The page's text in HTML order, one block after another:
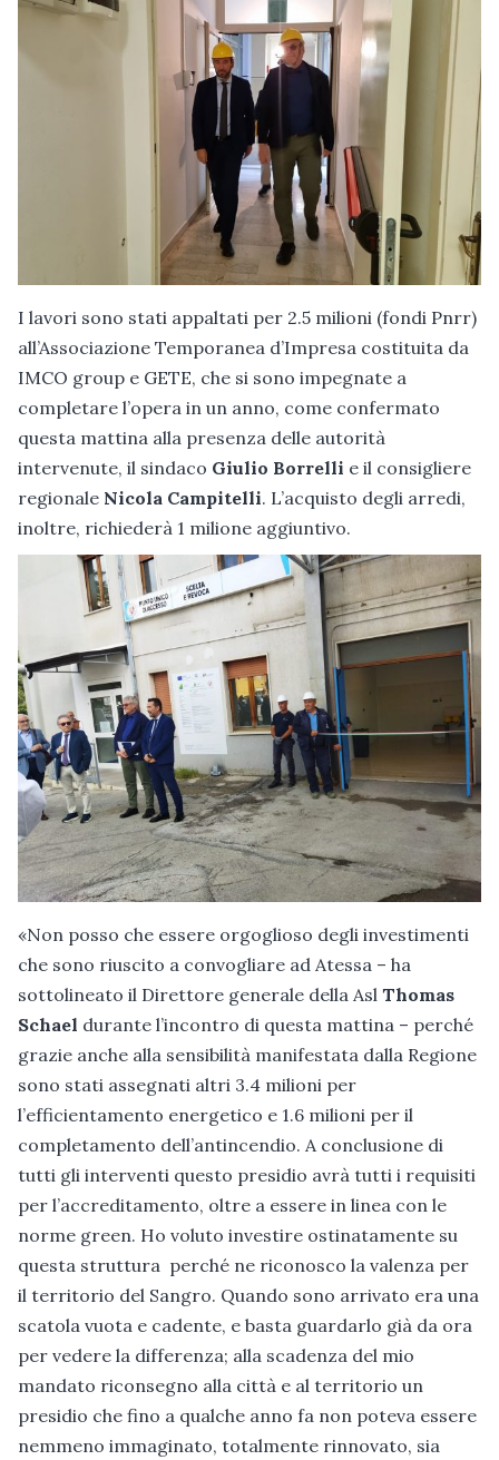
I lavori sono stati appaltati per 2.5 milioni (fondi Pnrr)
all’Associazione Temporanea d’Impresa costituita da
IMCO group e GETE, che si sono impegnate a
completare l’opera in un anno, come confermato
questa mattina alla presenza delle autorità
intervenute, il sindaco Giulio Borrelli e il consigliere
regionale Nicola Campitelli. L’acquisto degli arredi,
inoltre, richiederà 1 milione aggiuntivo.
«Non posso che essere orgoglioso degli investimenti
che sono riuscito a convogliare ad Atessa – ha
sottolineato il Direttore generale della Asl Thomas
Schael durante l’incontro di questa mattina – perché
grazie anche alla sensibilità manifestata dalla Regione
sono stati assegnati altri 3.4 milioni per
l’efficientamento energetico e 1.6 milioni per il
completamento dell’antincendio. A conclusione di
tutti gli interventi questo presidio avrà tutti i requisiti
per l’accreditamento, oltre a essere in linea con le
norme green. Ho voluto investire ostinatamente su
questa struttura perché ne riconosco la valenza per
il territorio del Sangro. Quando sono arrivato era una
scatola vuota e cadente, e basta guardarlo già da ora
per vedere la differenza; alla scadenza del mio
mandato riconsegno alla città e al territorio un
presidio che fino a qualche anno fa non poteva essere
nemmeno immaginato, totalmente rinnovato, sia